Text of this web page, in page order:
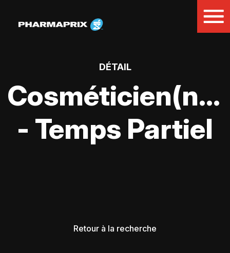
DÉTAIL
Cosméticien(ne)
- Temps Partiel
Retour à la recherche